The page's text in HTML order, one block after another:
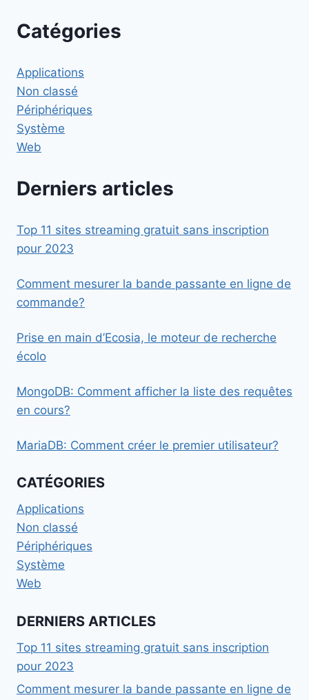
Catégories
Applications
Non classé
Périphériques
Système
Web
Derniers articles
Top 11 sites streaming gratuit sans inscription
pour 2023
Comment mesurer la bande passante en ligne de
commande?
Prise en main d’Ecosia, le moteur de recherche
écolo
MongoDB: Comment afficher la liste des requêtes
en cours?
MariaDB: Comment créer le premier utilisateur?
CATÉGORIES
Applications
Non classé
Périphériques
Système
Web
DERNIERS ARTICLES
Top 11 sites streaming gratuit sans inscription
pour 2023
Comment mesurer la bande passante en ligne de